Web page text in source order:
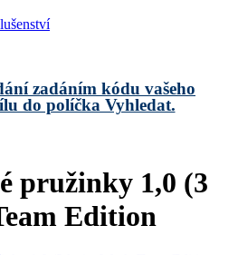
zadáním kódu vašeho
do políčka Vyhledat.
pružinky 1,0 (3
Edition